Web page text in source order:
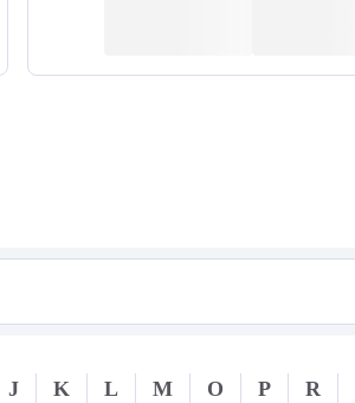
J K L M O P R